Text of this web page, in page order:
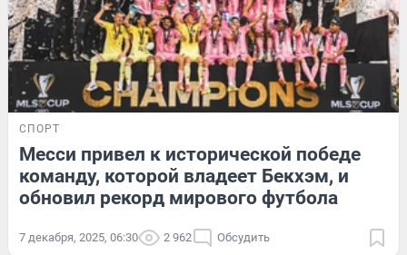
СПОРТ
Месси привел к исторической победе
команду, которой владеет Бекхэм, и
обновил рекорд мирового футбола
7 декабря, 2025, 06:30 2 962 Обсудить